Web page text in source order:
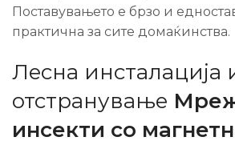
Поставувањето е брзо и
практична за сите домаќинства.
Лесна инсталација
отстранување
инсекти со